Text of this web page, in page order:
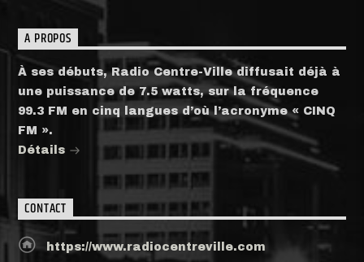
A PROPOS
À ses débuts, Radio Centre-Ville diffusait déjà à
une puissance de 7.5 watts, sur la fréquence
99.3 FM en cinq langues d’où l’acronyme « CINQ
FM ».
Détails
CONTACT
https://www.radiocentreville.com